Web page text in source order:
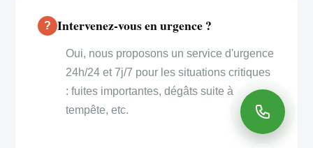
Intervenez-vous en urgence ?
Oui, nous proposons un service d'urgence
24h/24 et 7j/7 pour les situations critiques
: fuites importantes, dégâts suite à
tempête, etc.